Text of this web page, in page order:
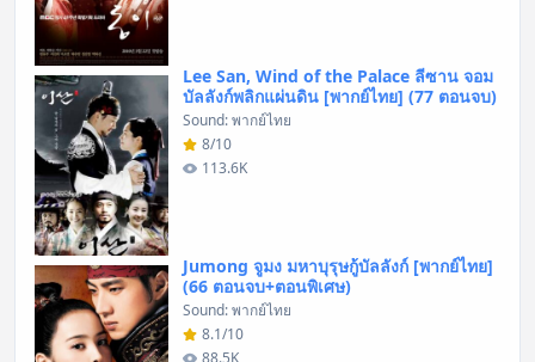
Lee San, Wind of the Palace ลีซาน จอม
บัลลังก์พลิกแผ่นดิน [พากย์ไทย] (77 ตอนจบ)
Sound: พากย์ไทย
8/10
113.6K
Jumong จูมง มหาบุรุษกู้บัลลังก์ [พากย์ไทย]
(66 ตอนจบ+ตอนพิเศษ)
Sound: พากย์ไทย
8.1/10
88.5K